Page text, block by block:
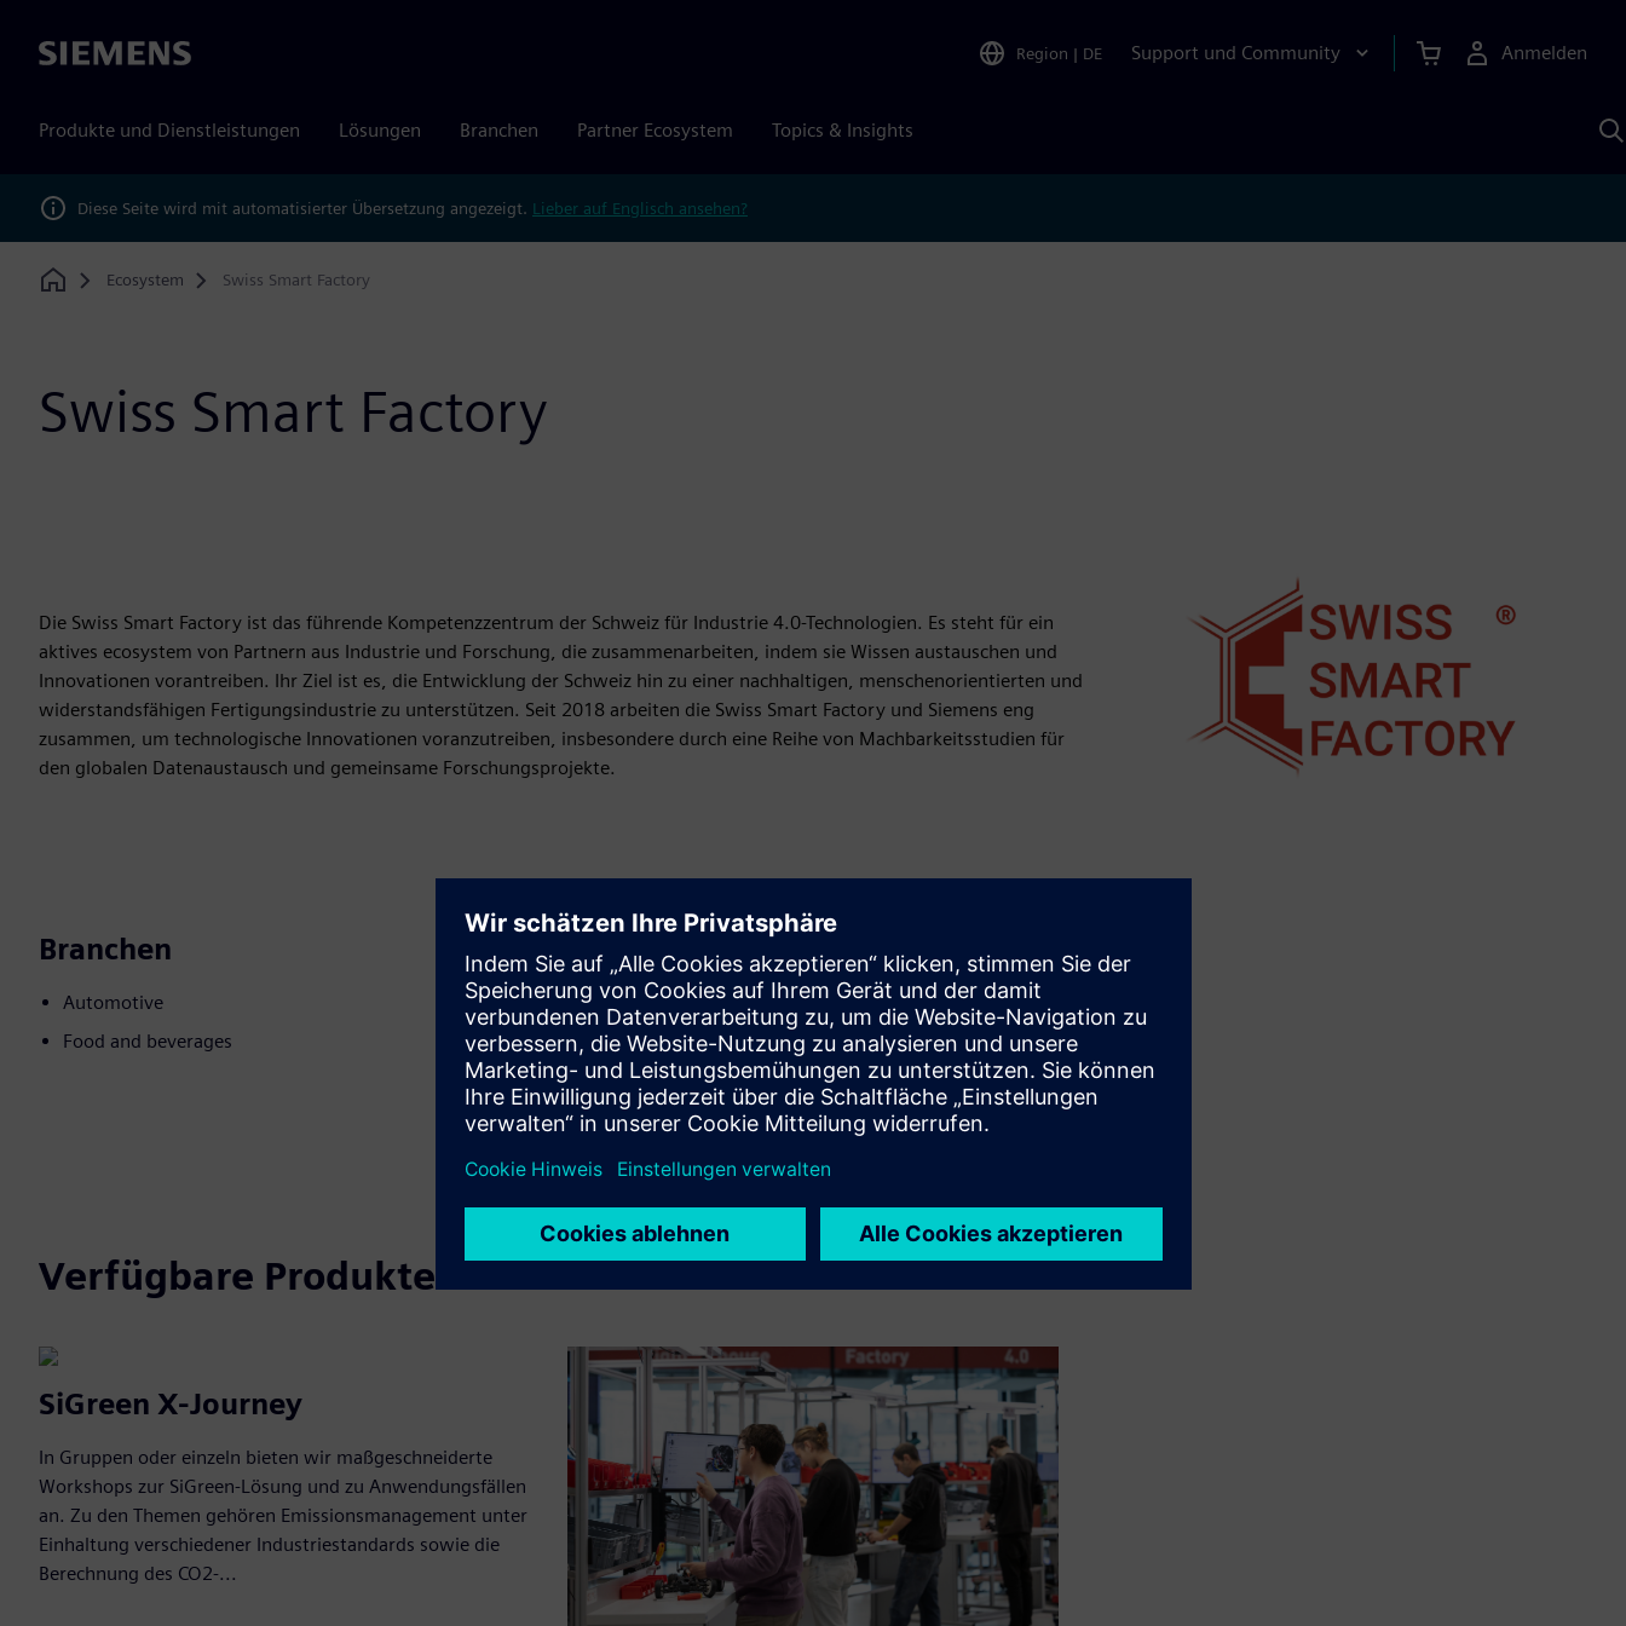
Siemens Region | DE Support und Community Anmelden
Produkte und Dienstleistungen Lösungen Branchen Partner Ecosystem Topics & Insights
KI
Diese Seite wird mit automatisierter Übersetzung angezeigt. Lieber auf Englisch ansehen?
Home
Ecosystem Swiss Smart Factory
Swiss Smart Factory
Die Swiss Smart Factory ist das führende Kompetenzzentrum der Schweiz für Industrie 4.0-Technologien. Es steht für ein
aktives ecosystem von Partnern aus Industrie und Forschung, die zusammenarbeiten, indem sie Wissen austauschen und
Innovationen vorantreiben. Ihr Ziel ist es, die Entwicklung der Schweiz hin zu einer nachhaltigen, menschenorientierten und
widerstandsfähigen Fertigungsindustrie zu unterstützen. Seit 2018 arbeiten die Swiss Smart Factory und Siemens eng
zusammen, um technologische Innovationen voranzutreiben, insbesondere durch eine Reihe von Machbarkeitsstudien für
den globalen Datenaustausch und gemeinsame Forschungsprojekte.
Branchen
Automotive
Food and beverages
Antrag
Service
Bietet einen Service für ein/e Siemens Xcelerator-
Produkt/Lösung, der den Kunden bei der
Implementierung, Integration, dem Betrieb oder der
Wartung unterstützt
Verfügbare Produkte
SiGreen X-Journey
In Gruppen oder einzeln bieten wir maßgeschneiderte
Workshops zur SiGreen-Lösung und zu Anwendungsfällen
an. Zu den Themen gehören Emissionsmanagement unter
Einhaltung verschiedener Industriestandards sowie die
Berechnung des CO2-...